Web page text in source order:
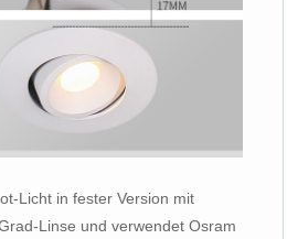
Licht in fester Version mit
Linse und verwendet Osram